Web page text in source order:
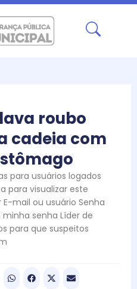
roubo
cadeia com
para usuários logados
para visualizar este
mail ou usuário Senha
senha Líder de
para que suspeitos